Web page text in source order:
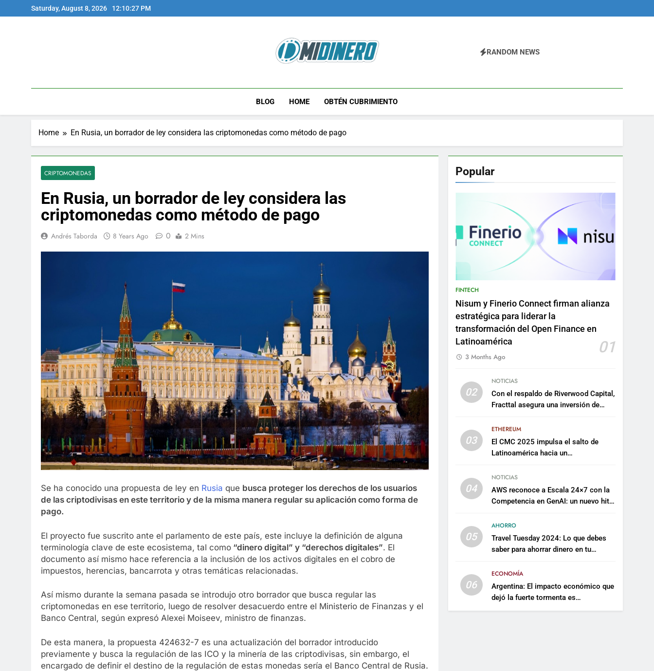
to
Saturday, August 8, 2026 12:10:28 PM
Midinero.co
RANDOM NEWS
BLOG HOME OBTÉN CUBRIMIENTO
Home En Rusia, un borrador de ley considera las criptomonedas como método de pago
CRIPTOMONEDAS
En Rusia, un borrador de ley considera las
criptomonedas como método de pago
Andrés Taborda 8 Years Ago 0 2 Mins
Se ha conocido una propuesta de ley en Rusia que busca proteger los derechos de los usuarios
de las criptodivisas en este territorio y de la misma manera regular su aplicación como forma de
pago.
El proyecto fue suscrito ante el parlamento de este país, este incluye la definición de alguna
terminología clave de este ecosistema, tal como “dinero digital” y “derechos digitales”. El
documento así mismo hace referencia a la inclusión de los activos digitales en el cobro de
impuestos, herencias, bancarrota y otras temáticas relacionadas.
Así mismo durante la semana pasada se introdujo otro borrador que busca regular las
criptomonedas en ese territorio, luego de resolver desacuerdo entre el Ministerio de Finanzas y el
Banco Central, según expresó Alexei Moiseev, ministro de finanzas.
De esta manera, la propuesta 424632-7 es una actualización del borrador introducido
previamente y busca la regulación de las ICO y la minería de las criptodivisas, sin embargo, el
encargado de definir el destino de la regulación de estas monedas sería el Banco Central de Rusia.
Popular
FINTECH
Nisum y Finerio Connect firman alianza
estratégica para liderar la
transformación del Open Finance en
Latinoamérica
01
3 Months Ago
02
NOTICIAS
Con el respaldo de Riverwood Capital,
Fracttal asegura una inversión de
plataforma
03
ETHEREUM
El CMC 2025 impulsa el salto de
Latinoamérica hacia un
sostenible
04
NOTICIAS
AWS reconoce a Escala 24×7 con la
Competencia en GenAI: un nuevo hito
artificial empresarial
05
AHORRO
Travel Tuesday 2024: Lo que debes
saber para ahorrar dinero en tu
06
ECONOMÍA
Argentina: El impacto económico que
dejó la fuerte tormenta es
incalculable